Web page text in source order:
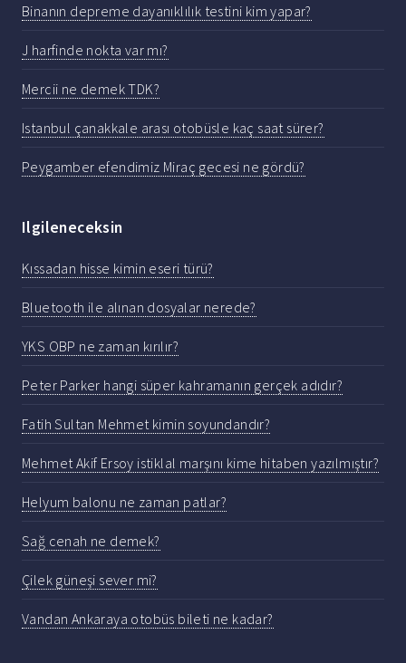
Binanın depreme dayanıklılık testini kim yapar?
J harfinde nokta var mı?
Mercii ne demek TDK?
Istanbul çanakkale arası otobüsle kaç saat sürer?
Peygamber efendimiz Miraç gecesi ne gördü?
Ilgileneceksin
Kıssadan hisse kimin eseri türü?
Bluetooth ile alınan dosyalar nerede?
YKS OBP ne zaman kırılır?
Peter Parker hangi süper kahramanın gerçek adıdır?
Fatih Sultan Mehmet kimin soyundandır?
Mehmet Akif Ersoy istiklal marşını kime hitaben yazılmıştır?
Helyum balonu ne zaman patlar?
Sağ cenah ne demek?
Çilek güneşi sever mi?
Vandan Ankaraya otobüs bileti ne kadar?